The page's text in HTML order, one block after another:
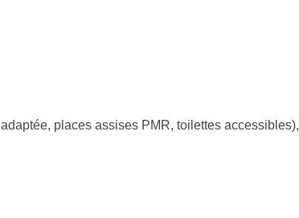
places assises PMR, toilettes accessibles),